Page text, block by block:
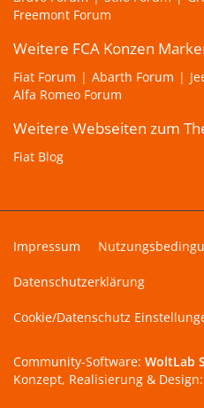
Freemont Forum
Weitere FCA Konzen
Fiat Forum Abarth Forum
Alfa Romeo Forum
Weitere Webseiten zum
Fiat Blog
Impressum
Datenschutzerklärung
Cookie/Datenschutz
Community-Software: WoltLab
Konzept, Realisierung & Design: